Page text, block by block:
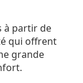
à partir de
qui offrent
grande